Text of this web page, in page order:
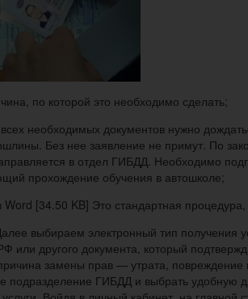
по которой это необходимо сделать;
необходимых документов нужно
Без нее заявление не примут. По
в отдел ГИБДД. Необходимо
прохождение обучения в автошколе;
Word [34.50 KB] Это стандартная
выбираем электронный тип получения
или другого документа, который
замены прав — утрата,
подразделение ГИБДД и выбрать удобную